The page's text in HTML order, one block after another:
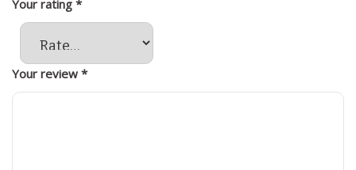
Your rating *
Your review *